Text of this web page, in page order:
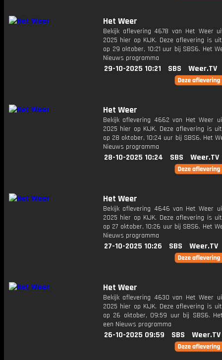
Het Weer
Bekijk aflevering 4678 van Het Weer
2025 hier op KIJK. Deze aflevering is
op 29 oktober, 10:21 uur bij SBS6. Het
Nieuws programma
29-10-2025 10:21 SBS Weer.TV
Het Weer
Bekijk aflevering 4662 van Het Weer
2025 hier op KIJK. Deze aflevering is
op 28 oktober, 10:24 uur bij SBS6. Het
Nieuws programma
28-10-2025 10:24 SBS Weer.TV
Het Weer
Bekijk aflevering 4646 van Het Weer
2025 hier op KIJK. Deze aflevering is
op 27 oktober, 10:26 uur bij SBS6. Het
Nieuws programma
27-10-2025 10:26 SBS Weer.TV
Het Weer
Bekijk aflevering 4630 van Het Weer
2025 hier op KIJK. Deze aflevering is
op 26 oktober, 09:59 uur bij SBS6.
een Nieuws programma
26-10-2025 09:59 SBS Weer.TV